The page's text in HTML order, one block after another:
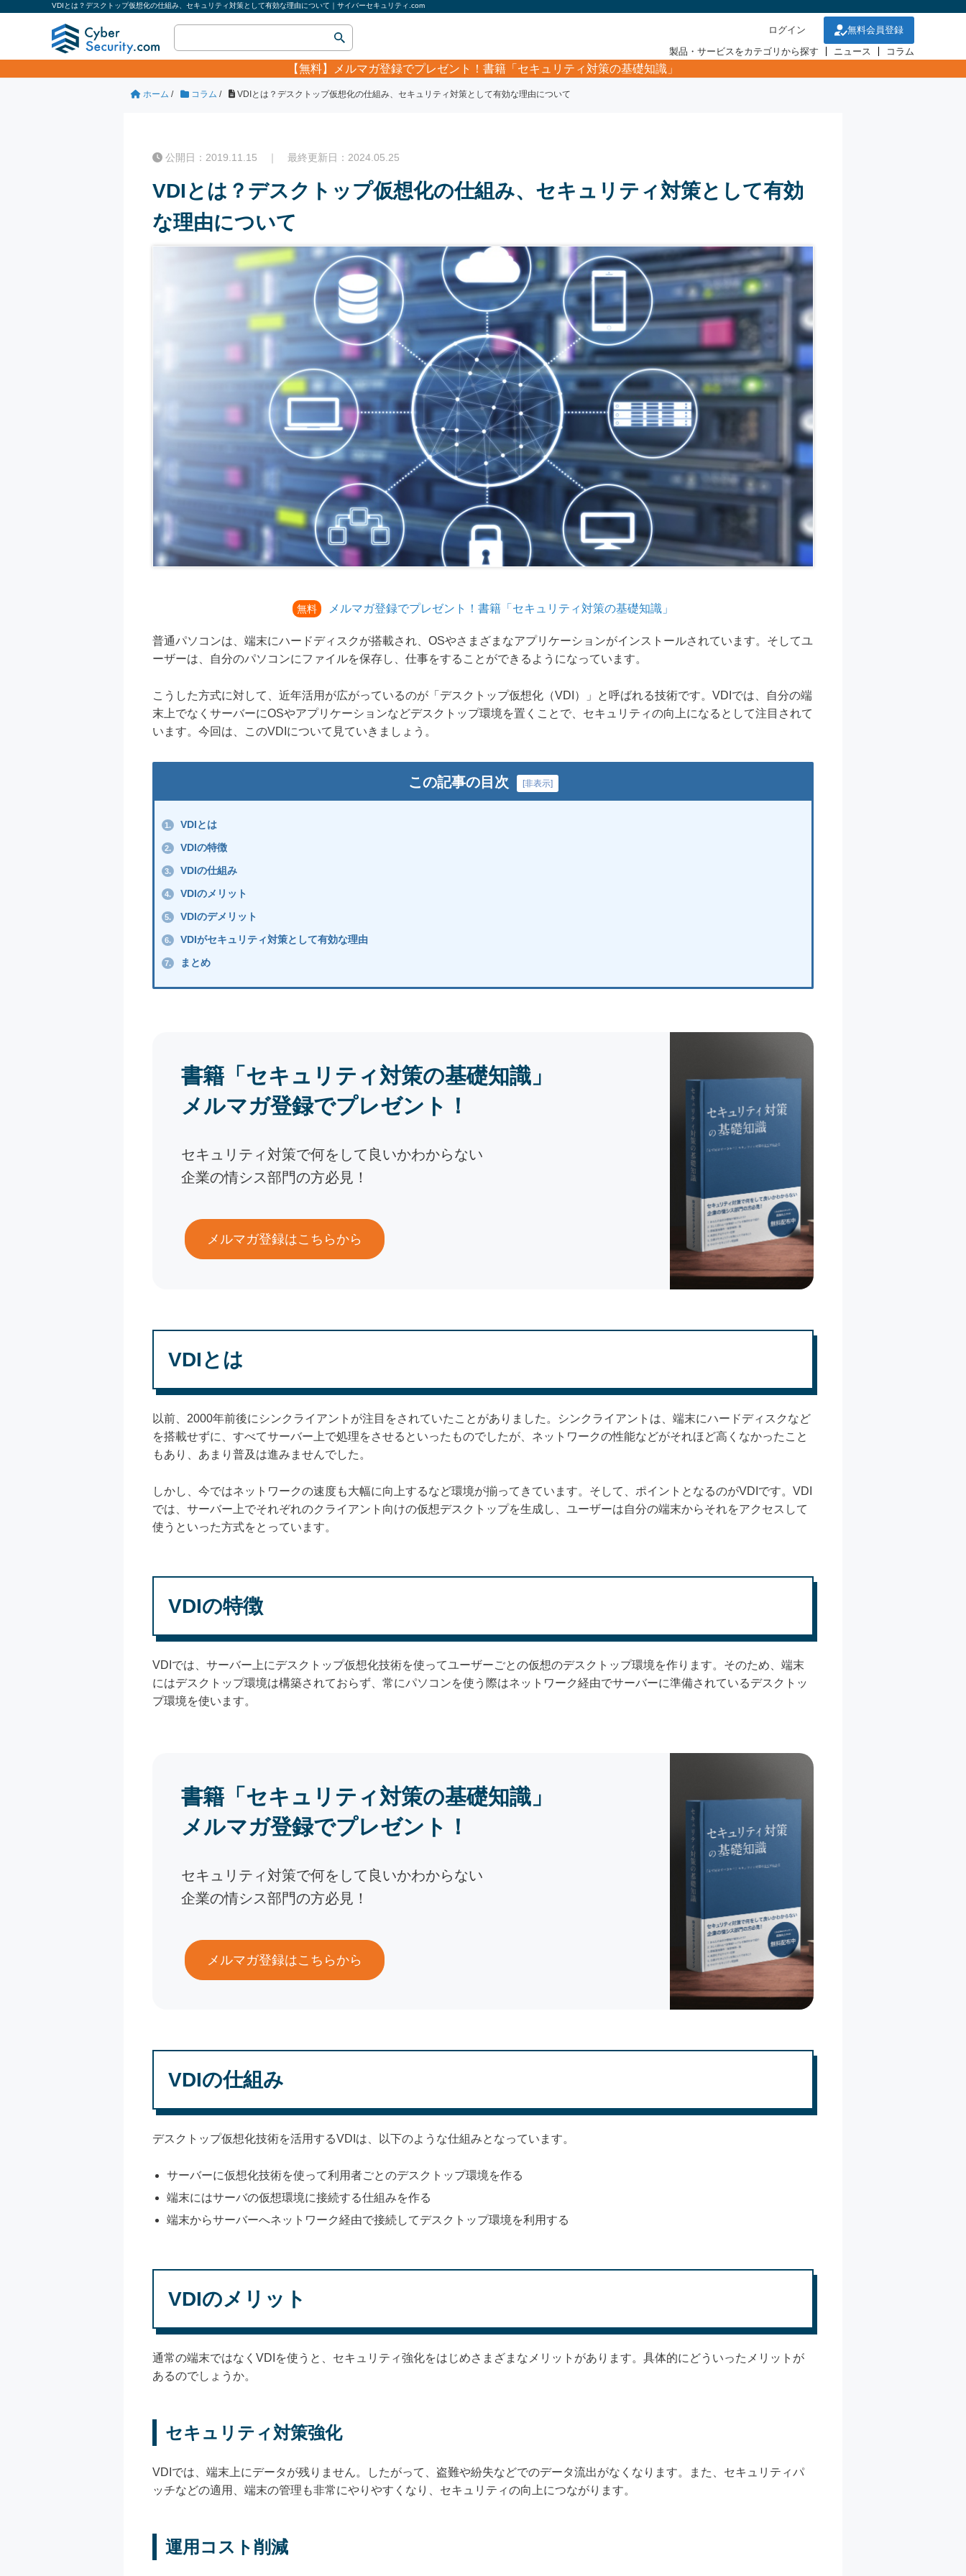
VDIとは？デスクトップ仮想化の仕組み、セキュリティ対策として有効な理由について｜サイバーセキュリティ.com
ログイン
無料会員登録
製品・サービスをカテゴリから探す
ニュース コラム
【無料】 メルマガ登録でプレゼント！書籍「セキュリティ対策の基礎知識」
ホーム / コラム / VDIとは？デスクトップ仮想化の仕組み、セキュリティ対策として有効な理由について
公開日：2019.11.15 ｜ 最終更新日：2024.05.25
VDIとは？デスクトップ仮想化の仕組み、セキュリティ対策として有効
な理由について
無料 メルマガ登録でプレゼント！書籍「セキュリティ対策の基礎知識」
普通パソコンは、端末にハードディスクが搭載され、OSやさまざまなアプリケーションがインストールされています。そしてユ
ーザーは、自分のパソコンにファイルを保存し、仕事をすることができるようになっています。
こうした方式に対して、近年活用が広がっているのが「デスクトップ仮想化（VDI）」と呼ばれる技術です。VDIでは、自分の端
末上でなくサーバーにOSやアプリケーションなどデスクトップ環境を置くことで、セキュリティの向上になるとして注目されて
います。今回は、このVDIについて見ていきましょう。
この記事の目次 [非表示]
1. VDIとは
2. VDIの特徴
3. VDIの仕組み
4. VDIのメリット
5. VDIのデメリット
6. VDIがセキュリティ対策として有効な理由
7. まとめ
書籍「セキュリティ対策の基礎知識」
メルマガ登録でプレゼント！
セキュリティ対策で何をして良いかわからない
企業の情シス部門の方必見！
メルマガ登録はこちらから
VDIとは
以前、2000年前後にシンクライアントが注目をされていたことがありました。シンクライアントは、端末にハードディスクなど
を搭載せずに、すべてサーバー上で処理をさせるといったものでしたが、ネットワークの性能などがそれほど高くなかったこと
もあり、あまり普及は進みませんでした。
しかし、今ではネットワークの速度も大幅に向上するなど環境が揃ってきています。そして、ポイントとなるのがVDIです。VDI
では、サーバー上でそれぞれのクライアント向けの仮想デスクトップを生成し、ユーザーは自分の端末からそれをアクセスして
使うといった方式をとっています。
VDIの特徴
VDIでは、サーバー上にデスクトップ仮想化技術を使ってユーザーごとの仮想のデスクトップ環境を作ります。そのため、端末
にはデスクトップ環境は構築されておらず、常にパソコンを使う際はネットワーク経由でサーバーに準備されているデスクトッ
プ環境を使います。
書籍「セキュリティ対策の基礎知識」
メルマガ登録でプレゼント！
セキュリティ対策で何をして良いかわからない
企業の情シス部門の方必見！
メルマガ登録はこちらから
VDIの仕組み
デスクトップ仮想化技術を活用するVDIは、以下のような仕組みとなっています。
サーバーに仮想化技術を使って利用者ごとのデスクトップ環境を作る
端末にはサーバの仮想環境に接続する仕組みを作る
端末からサーバーへネットワーク経由で接続してデスクトップ環境を利用する
VDIのメリット
通常の端末ではなくVDIを使うと、セキュリティ強化をはじめさまざまなメリットがあります。具体的にどういったメリットが
あるのでしょうか。
セキュリティ対策強化
VDIでは、端末上にデータが残りません。したがって、盗難や紛失などでのデータ流出がなくなります。また、セキュリティパ
ッチなどの適用、端末の管理も非常にやりやすくなり、セキュリティの向上につながります。
運用コスト削減